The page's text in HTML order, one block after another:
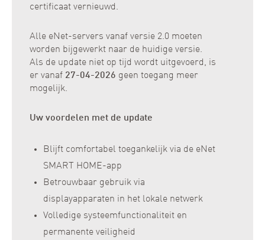
certificaat vernieuwd.
Alle eNet-servers vanaf versie 2.0 moeten
worden bijgewerkt naar de huidige versie.
Als de update niet op tijd wordt uitgevoerd, is
er vanaf 27-04-2026 geen toegang meer
mogelijk.
Uw voordelen met de update
Blijft comfortabel toegankelijk via de eNet
SMART HOME-app
Betrouwbaar gebruik via
displayapparaten in het lokale netwerk
Volledige systeemfunctionaliteit en
permanente veiligheid